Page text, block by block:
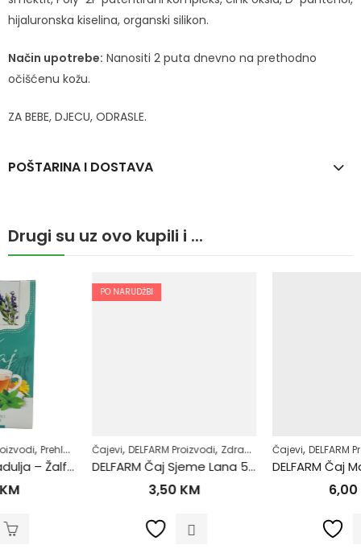
hijaluronska kiselina, organski silikon.
Način upotrebe: Nanositi 2 puta dnevno na prethodno
očišćenu kožu.
ZA BEBE, DJECU, ODRASLE.
POŠTARINA I DOSTAVA
Drugi su uz ovo kupili i ...
,Zdrav život,Zdravlje usne šupljine,Zubobolja
PO NARUDŽBI
Čajevi,DELFARM Proizvodi,Zdrav život
DELFARM Čaj Sjeme Lana 50g
Čajevi,DELFARM Proizvodi,Zdrav život
DELFARM Čaj Maslačak korijen 50g